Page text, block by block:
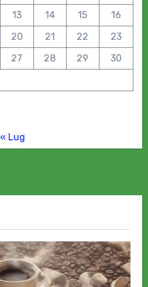
13 14 15
16
20 21 22
23
27 28 29
30
« Lug